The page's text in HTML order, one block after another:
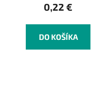
0,22 €
DO KOŠÍKA